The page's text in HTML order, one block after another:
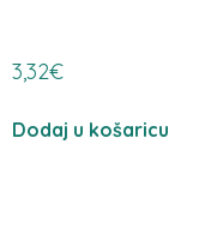
3,32€
Dodaj u košaricu